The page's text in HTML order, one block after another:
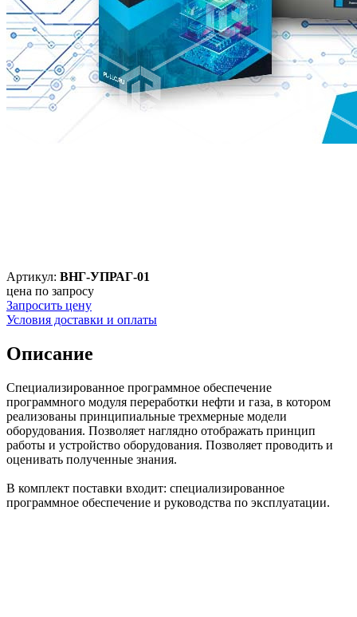
Артикул: ВНГ-УПРАГ-01
цена по запросу
Запросить цену
Условия доставки и оплаты
Описание
Специализированное программное обеспечение
программного модуля переработки нефти и газа, в котором
реализованы принципиальные трехмерные модели
оборудования. Позволяет наглядно отображать принцип
работы и устройство оборудования. Позволяет проводить и
оценивать полученные знания.
В комплект поставки входит: специализированное
программное обеспечение и руководства по эксплуатации.